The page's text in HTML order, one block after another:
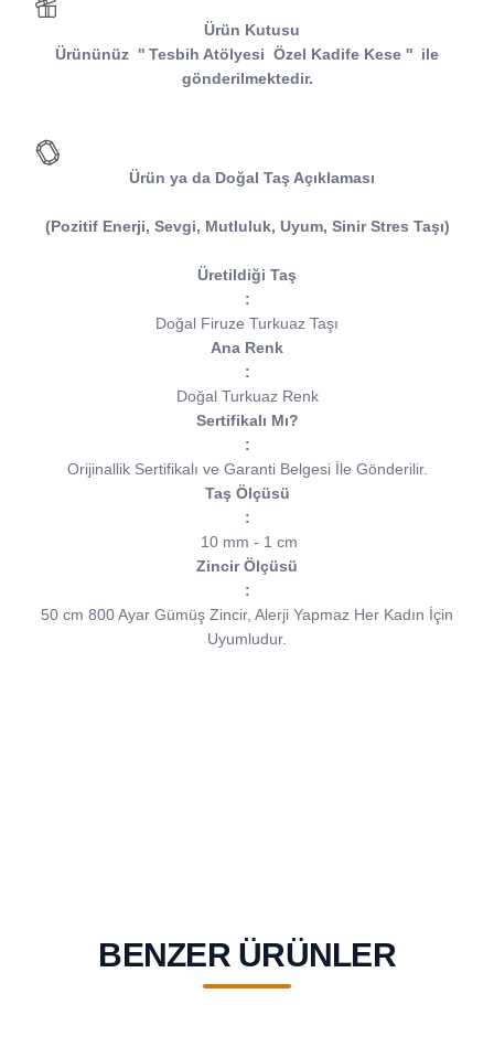
Ürün Kutusu
Ürününüz '' Tesbih Atölyesi Özel Kadife Kese '' ile
gönderilmektedir.
Ürün ya da Doğal Taş Açıklaması
(Pozitif Enerji, Sevgi, Mutluluk, Uyum, Sinir Stres Taşı)
Üretildiği Taş
:
Doğal Firuze Turkuaz Taşı
Ana Renk
:
Doğal Turkuaz Renk
Sertifikalı Mı?
:
Orijinallik Sertifikalı ve Garanti Belgesi İle Gönderilir.
Taş Ölçüsü
:
10 mm - 1 cm
Zincir Ölçüsü
:
50 cm 800 Ayar Gümüş Zincir, Alerji Yapmaz Her Kadın İçin
Uyumludur.
BENZER ÜRÜNLER